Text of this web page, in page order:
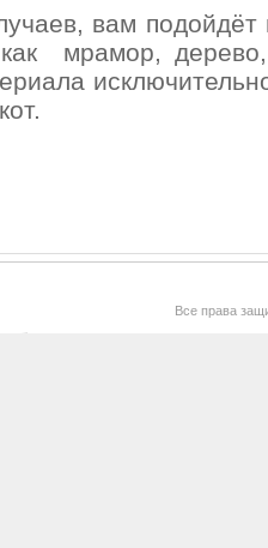
вам подойдёт
как мрамор,
Все права